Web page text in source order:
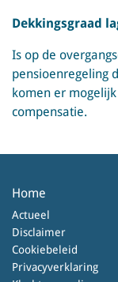
Dekkingsgraad
Is op de
pensioenregeling
komen er
compensatie.
Home
Actueel
Disclaimer
Cookiebeleid
Privacyverklaring